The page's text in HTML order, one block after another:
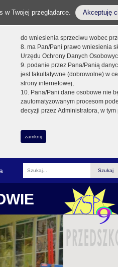
w Twojej przeglądarce. Akceptuję
do wniesienia sprzeciwu wobec
8. ma Pan/Pani prawo wniesienia
Urzędu Ochrony Danych
9. podanie przez Pana/Panią
jest fakultatywne (dobrowolne) w
strony internetowej,
10. Pana/Pani dane osobowe nie
zautomatyzowanym procesom
decyzji przez Administratora, w
zamknij
Fraza